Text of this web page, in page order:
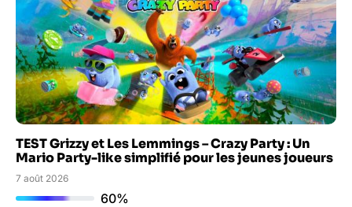
TEST Grizzy et Les Lemmings – Crazy Party : Un
Mario Party-like simplifié pour les jeunes joueurs
7 août 2026
60%